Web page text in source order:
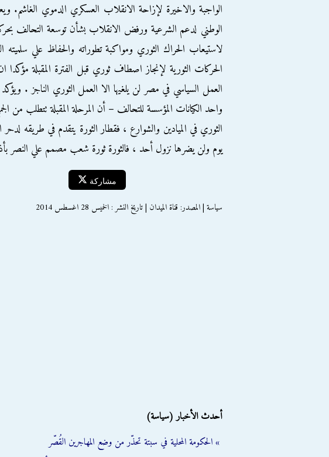
الواجبة والاخيرة لإزاحة الانقلاب العسكري الدموي الغاشم.
الوطني لدعم الشرعية ورفض الانقلاب بشأن توسعة التحالف
لاستيعاب الحراك الثوري ومواكبة تطوراته والحفاظ علي سلميته
الحركات الثورية لإنجاز اصطاف ثوري قبل الفترة المقبلة
واحد الكيانات المؤسسة للتحالف – أن المرحلة المقبلة تتطلب من
الثوري في الميادين والشوارع ، فقطار الثورة يتقدم في طريقه
يوم ولن يضرها نزول أحد ، فالثورة ثورة شعب مصمم علي النصر
مشاركة
سياسة | المصدر: قناة الميدان | تاريخ النشر : الخميس 28 اغسطس 2014
أحدث الأخبار (سياسة)
» الحكومة المحلية في سبتة تحذّر من وضع المهاجرين القُصّر